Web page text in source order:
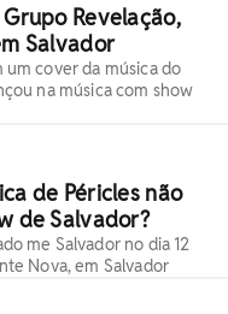
Revelação,
Salvador
cover da música do
na música com show
de Péricles não
de Salvador?
me Salvador no dia 12
Nova, em Salvador